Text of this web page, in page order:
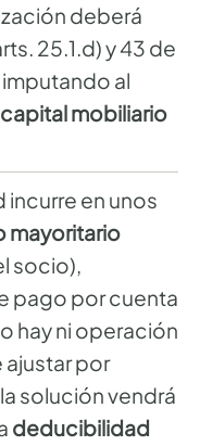
deberá
25.1.d) y 43 de
al
mobiliario
incurre en unos
mayoritario
socio),
pago por cuenta
hay ni operación
ajustar por
solución vendrá
deducibilidad